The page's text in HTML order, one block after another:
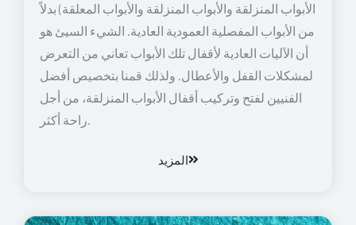
الأبواب المنزلقة والأبواب المنزلقة والأبواب المعلقة) بدلاً
من الأبواب المفصلية العمودية العادية. الشيء السيئ هو
أن الآليات العادية لأقفال تلك الأبواب تعاني من التعرض
لمشكلات القفل والأعطال. ولذلك قمنا بتخصيص أفضل
الفنيين لفتح وتركيب أقفال الأبواب المنزلقة، من أجل
راحة أكثر.
المزيد